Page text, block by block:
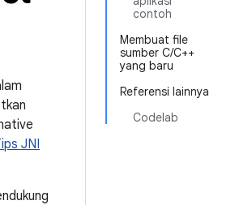
contoh
Membuat file
sumber C/C++
yang baru
Referensi lainnya
Codelab
JNI